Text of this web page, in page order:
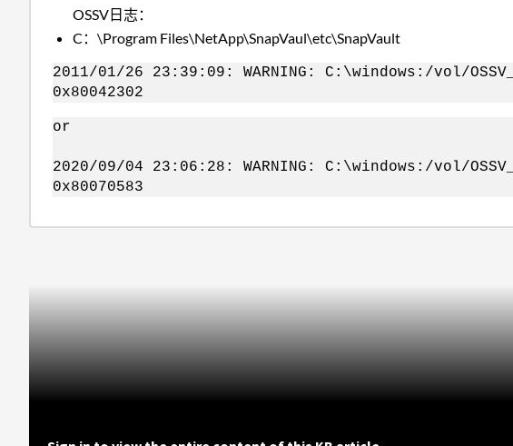
OSSV日志：
C：\Program Files\NetApp\SnapVaul\etc\SnapVault
2011/01/26 23:39:09: WARNING: C:\windows:/vol/
0x80042302
or
2020/09/04 23:06:28: WARNING: C:\windows:/vol/
0x80070583